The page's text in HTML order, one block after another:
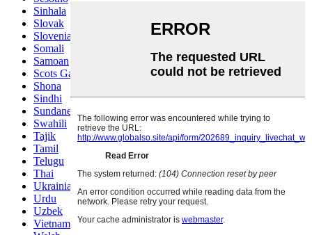
Sinhala
Slovak
Slovenian
Somali
Samoan
Scots Gaelic
Shona
Sindhi
Sundanese
Swahili
Tajik
Tamil
Telugu
Thai
Ukrainian
Urdu
Uzbek
Vietnamese